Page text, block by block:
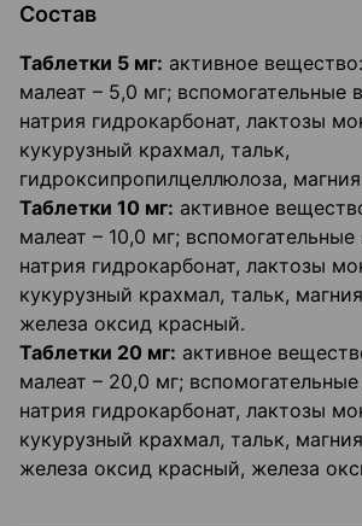
Состав
Таблетки 5 мг: активное
малеат – 5,0 мг; вспомогательные
натрия гидрокарбонат, лактозы
кукурузный крахмал, тальк,
гидроксипропилцеллюлоза, магния
Таблетки 10 мг: активное
малеат – 10,0 мг;
натрия гидрокарбонат, лактозы
кукурузный крахмал, тальк,
железа оксид красный.
Таблетки 20 мг: активное
малеат – 20,0 мг;
натрия гидрокарбонат, лактозы
кукурузный крахмал, тальк,
железа оксид красный, железа